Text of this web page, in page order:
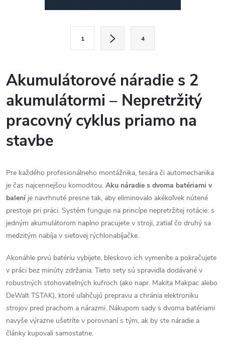
vyvŕtať viac než 90 otvorov na
jedno nabitie. S najnižšími
vibráciami vo svojej triede (iba
s dvoma 5,0 Ah akumulátormi
v kufriTSTAK je toto SDS-
Plus kladivo
jasnou voľbou
pre každého profesionála.
d
a
c
i
e
p
r
v
k
y
v
ý
p
i
á
n
k
o
v
a
i
e
1 4
Akumulátorové náradie s 2
akumulátormi – Nepretržitý
pracovný cyklus priamo na
stavbe
Pre každého profesionálneho montážnika, tesára či automechanika
je čas najcennejšou komoditou. Aku náradie s dvoma batériami v
balení je navrhnuté presne tak, aby eliminovalo akékoľvek nútené
prestoje pri práci. Systém funguje na princípe nepretržitej rotácie: s
jedným akumulátorom naplno pracujete v stroji, zatiaľ čo druhý sa
medzitým nabíja v sieťovej rýchlonabíjačke.
Akonáhle prvú batériu vybijete, bleskovo ich vymeníte a pokračujete
v práci bez minúty zdržania. Tieto sety sú spravidla dodávané v
robustných stohovateľných kufroch (ako napr. Makita Makpac alebo
DeWalt TSTAK), ktoré uľahčujú prepravu a chránia elektroniku
strojov pred prachom a nárazmi. Nákupom sady s dvoma batériami
navyše výrazne ušetríte v porovnaní s tým, ak by ste náradie a
články kupovali samostatne.